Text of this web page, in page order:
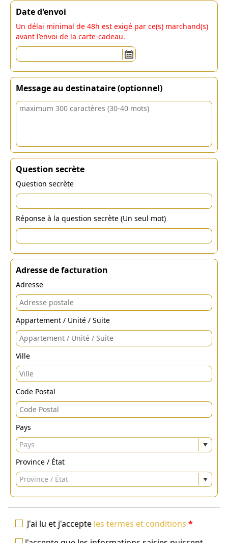
Date d'envoi
Un délai minimal de 48h est exigé par ce(s) marchand(s)
avant l’envoi de la carte-cadeau.
Message au destinataire (optionnel)
Question secrète
Question secrète
Réponse à la question secrète (Un seul mot)
Adresse de facturation
Adresse
Appartement / Unité / Suite
Ville
Code Postal
Pays
Pays
Province / État
Province / État
J'ai lu et j'accepte les termes et conditions *